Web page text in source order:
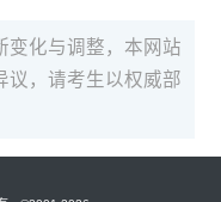
变化与调整，本网站
议，请考生以权威部